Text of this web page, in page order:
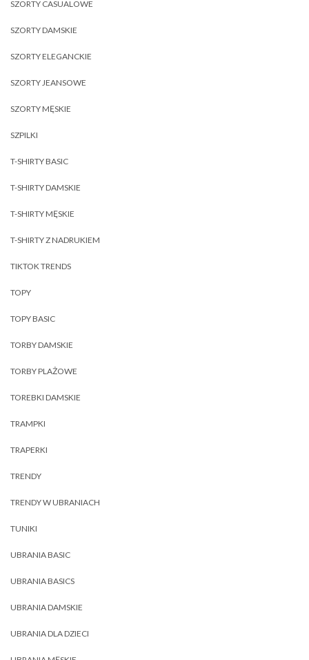
SZORTY CASUALOWE
SZORTY DAMSKIE
SZORTY ELEGANCKIE
SZORTY JEANSOWE
SZORTY MĘSKIE
SZPILKI
T-SHIRTY BASIC
T-SHIRTY DAMSKIE
T-SHIRTY MĘSKIE
T-SHIRTY Z NADRUKIEM
TIKTOK TRENDS
TOPY
TOPY BASIC
TORBY DAMSKIE
TORBY PLAŻOWE
TOREBKI DAMSKIE
TRAMPKI
TRAPERKI
TRENDY
TRENDY W UBRANIACH
TUNIKI
UBRANIA BASIC
UBRANIA BASICS
UBRANIA DAMSKIE
UBRANIA DLA DZIECI